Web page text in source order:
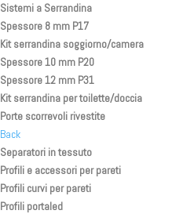
Sistemi a Serrandina
Spessore 8 mm P17
Kit serrandina soggiorno/camera
Spessore 10 mm P20
Spessore 12 mm P31
Kit serrandina per toilette/doccia
Porte scorrevoli rivestite
Back
Separatori in tessuto
Profili e accessori per pareti
Profili curvi per pareti
Profili portaled